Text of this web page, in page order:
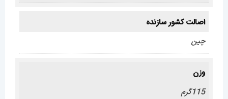
اصالت کشور سازنده
چین
وزن
115گرم